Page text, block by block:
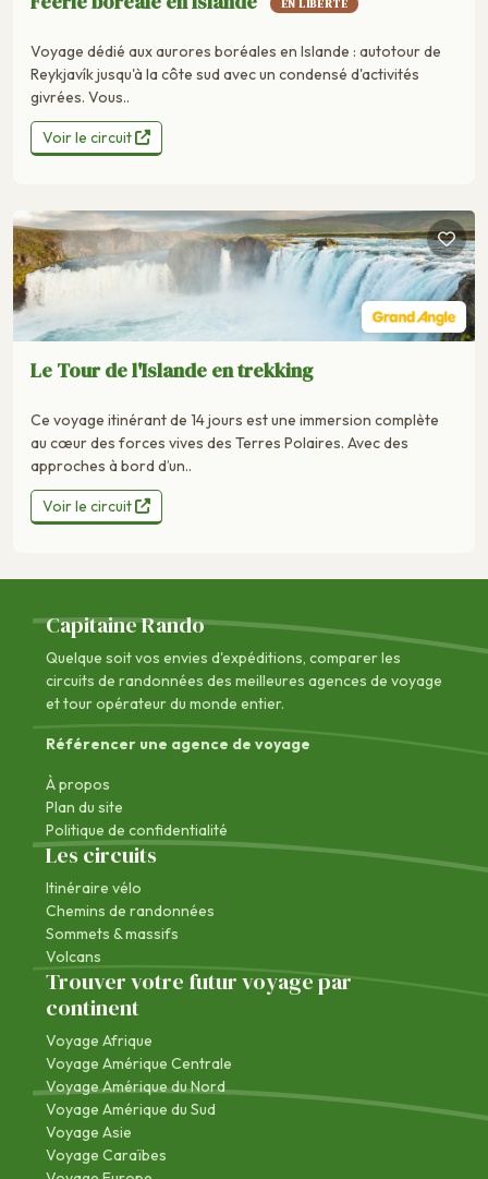
EN LIBERTÉ
Voyage dédié aux aurores boréales en Islande : autotour de
Reykjavík jusqu'à la côte sud avec un condensé d'activités
givrées. Vous..
Voir le circuit
Le Tour de l'Islande en trekking
Ce voyage itinérant de 14 jours est une immersion complète
au cœur des forces vives des Terres Polaires. Avec des
approches à bord d’un..
Voir le circuit
Capitaine Rando
Quelque soit vos envies d'expéditions, comparer les
circuits de randonnées des meilleures agences de voyage
et tour opérateur du monde entier.
Référencer une agence de voyage
À propos
Plan du site
Politique de confidentialité
Les circuits
Itinéraire vélo
Chemins de randonnées
Sommets & massifs
Volcans
Trouver votre futur voyage par
continent
Voyage Afrique
Voyage Amérique Centrale
Voyage Amérique du Nord
Voyage Amérique du Sud
Voyage Asie
Voyage Caraïbes